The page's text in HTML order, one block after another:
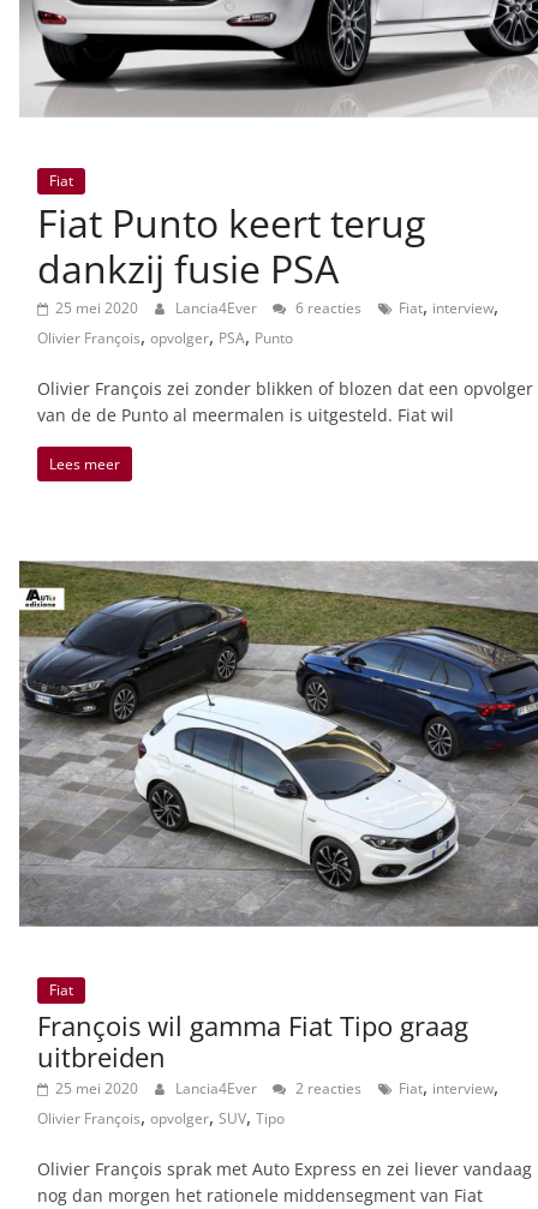
Fiat
Fiat Punto keert terug
dankzij fusie PSA
25 mei 2020 Lancia4Ever 6 reacties Fiat, interview,
Olivier François, opvolger, PSA, Punto
Olivier François zei zonder blikken of blozen dat een opvolger
van de de Punto al meermalen is uitgesteld. Fiat wil
Lees meer
Fiat
François wil gamma Fiat Tipo graag
uitbreiden
25 mei 2020 Lancia4Ever 2 reacties Fiat, interview,
Olivier François, opvolger, SUV, Tipo
Olivier François sprak met Auto Express en zei liever vandaag
nog dan morgen het rationele middensegment van Fiat